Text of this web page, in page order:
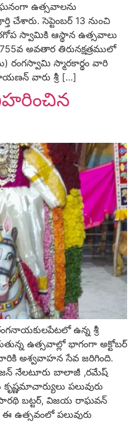
ఘనంగా ఉత్సవాలను
చేశారు. సెప్టెంబర్‌ 13 నుంచి
స్వామికి ఆస్థాన ఉత్సవాలు
అవతార తిరునక్షత్రములో
రంగస్వామి స్మారకార్థం వారి
వారు శ్రీ […]
ఉన్న శ్రీ
ఉత్సవాల్లో భాగంగా అక్టోబర్‌
అశ్వవాహన సేవ జరిగింది.
నేలటూరు బాలాజీ ,రమేష్‌
పలువురు
బట్టర్‌, విజయ రాఘవన్‌
ఉత్సవంలో పలువురు